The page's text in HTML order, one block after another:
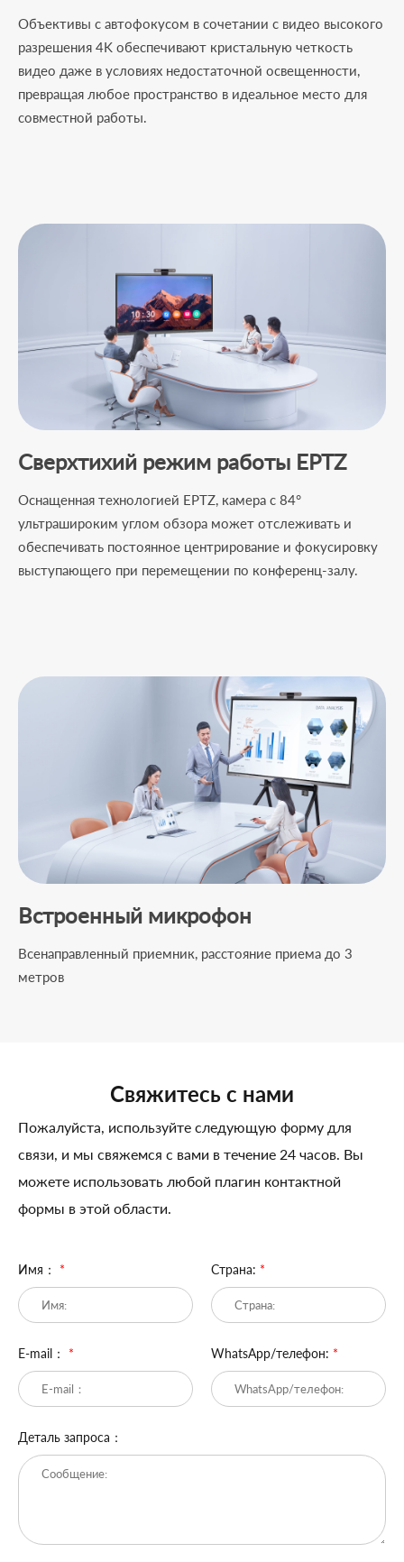
Объективы с автофокусом в сочетании с видео высокого
разрешения 4K обеспечивают кристальную четкость
видео даже в условиях недостаточной освещенности,
превращая любое пространство в идеальное место для
совместной работы.
Сверхтихий режим работы EPTZ
Оснащенная технологией EPTZ, камера с 84°
ультрашироким углом обзора может отслеживать и
обеспечивать постоянное центрирование и фокусировку
выступающего при перемещении по конференц-залу.
Встроенный микрофон
Всенаправленный приемник, расстояние приема до 3
метров
Свяжитесь с нами
Пожалуйста, используйте следующую форму для
связи, и мы свяжемся с вами в течение 24 часов. Вы
можете использовать любой плагин контактной
формы в этой области.
Имя： * Страна: *
E-mail： * WhatsApp/телефон: *
Деталь запроса：